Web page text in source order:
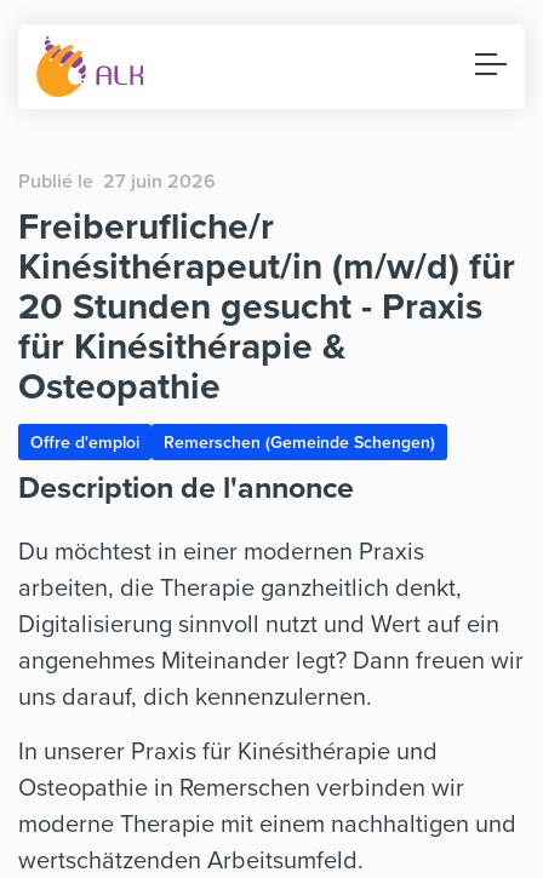
Publié le 27 juin 2026
Freiberufliche/r
Kinésithérapeut/in (m/w/d) für
20 Stunden gesucht - Praxis
für Kinésithérapie &
Osteopathie
Offre d'emploi Remerschen (Gemeinde Schengen)
Description de l'annonce
Du möchtest in einer modernen Praxis
arbeiten, die Therapie ganzheitlich denkt,
Digitalisierung sinnvoll nutzt und Wert auf ein
angenehmes Miteinander legt? Dann freuen wir
uns darauf, dich kennenzulernen.
In unserer Praxis für Kinésithérapie und
Osteopathie in Remerschen verbinden wir
moderne Therapie mit einem nachhaltigen und
wertschätzenden Arbeitsumfeld.